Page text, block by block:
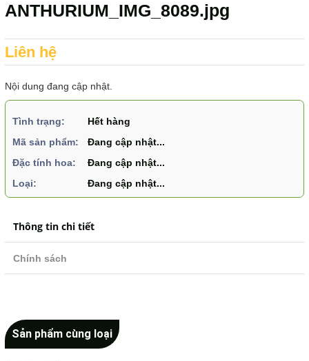
ANTHURIUM_IMG_8089.jpg
Liên hệ
Nội dung đang cập nhật.
Tình trạng:
Hết hàng
Mã sản phẩm:
Đang cập nhật...
Đặc tính hoa:
Đang cập nhật...
Loại:
Đang cập nhật...
Thông tin chi tiết
Chính sách
Sản phẩm cùng loại